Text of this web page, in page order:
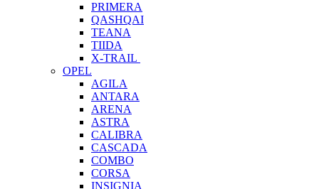
PRIMERA
QASHQAI
TEANA
TIIDA
X-TRAIL
OPEL
AGILA
ANTARA
ARENA
ASTRA
CALIBRA
CASCADA
COMBO
CORSA
INSIGNIA